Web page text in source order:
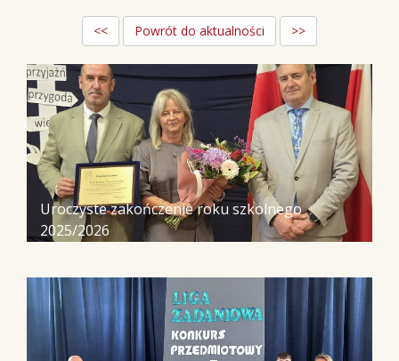
<< Powrót do aktualności >>
Uroczyste zakończenie roku szkolnego
2025/2026